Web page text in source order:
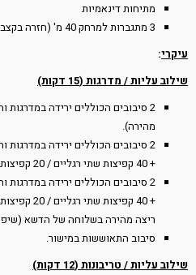
מתיחות דינאמיות
3 מתגברות למרחק 40 מ' (חזרה בקצב נוח)
עיקרי:
שילוב עליות / מדרגות (15 דקות)
2 סיבובים הכוללים ירידה
מהירה).
+ 40 קפיצות שתי רגליים / 20 קפיצות רגל שמאל / 20 קפיצות רגל ימין.
ריצה מהירה בשלוחה של הדשא
סיבוב התאוששות במישור.
שילוב עליות / טריבונות (12 דקות)